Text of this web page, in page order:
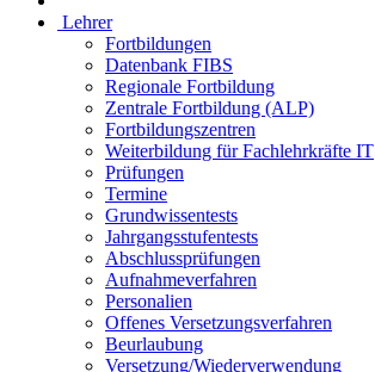
Lehrer
Fortbildungen
Datenbank FIBS
Regionale Fortbildung
Zentrale Fortbildung (ALP)
Fortbildungszentren
Weiterbildung für Fachlehrkräfte IT
Prüfungen
Termine
Grundwissentests
Jahrgangsstufentests
Abschlussprüfungen
Aufnahmeverfahren
Personalien
Offenes Versetzungsverfahren
Beurlaubung
Versetzung/Wiederverwendung